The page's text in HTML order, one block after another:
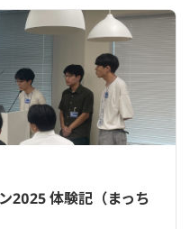
2025 体験記（まっち